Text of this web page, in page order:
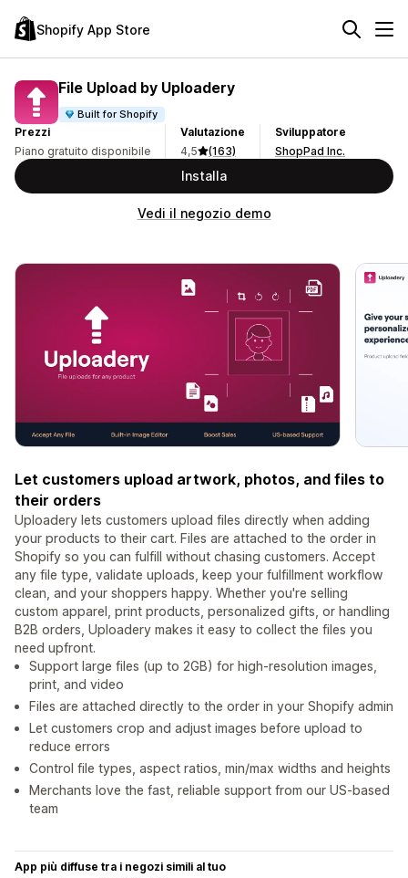
Shopify App Store
File Upload by Uploadery
Built for Shopify
Prezzi
Piano gratuito disponibile
Valutazione
4,5
(163)
Sviluppatore
ShopPad Inc.
Installa
Vedi il negozio demo
Let customers upload artwork, photos, and files to
their orders
Uploadery lets customers upload files directly when adding
your products to their cart. Files are attached to the order in
Shopify so you can fulfill without chasing customers. Accept
any file type, validate uploads, keep your fulfillment workflow
clean, and your shoppers happy. Whether you're selling
custom apparel, print products, personalized gifts, or handling
B2B orders, Uploadery makes it easy to collect the files you
need upfront.
Support large files (up to 2GB) for high-resolution images,
print, and video
Files are attached directly to the order in your Shopify admin
Let customers crop and adjust images before upload to
reduce errors
Control file types, aspect ratios, min/max widths and heights
Merchants love the fast, reliable support from our US-based
team
App più diffuse tra i negozi simili al tuo